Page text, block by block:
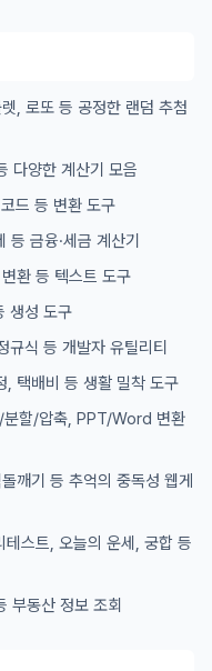
, 로또 등 공정한 랜덤 추첨
다양한 계산기 모음
드 등 변환 도구
금융·세금 계산기
환 등 텍스트 도구
생성 도구
식 등 개발자 유틸리티
, 택배비 등 생활 밀착 도구
할/압축, PPT/Word 변환
깨기 등 추억의 중독성 웹게
스트, 오늘의 운세, 궁합 등
부동산 정보 조회